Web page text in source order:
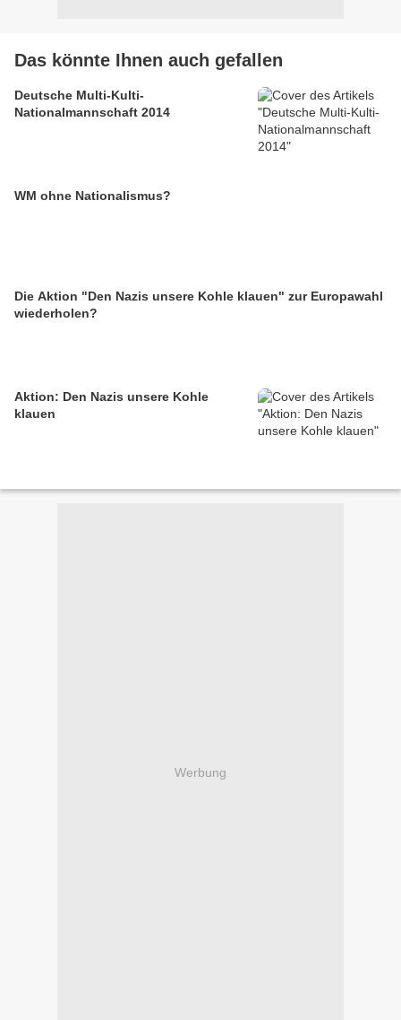
Das könnte Ihnen auch gefallen
Deutsche Multi-Kulti-
Nationalmannschaft 2014
WM ohne Nationalismus?
Die Aktion "Den Nazis unsere Kohle klauen" zur Europawahl
wiederholen?
Aktion: Den Nazis unsere Kohle
klauen
Werbung